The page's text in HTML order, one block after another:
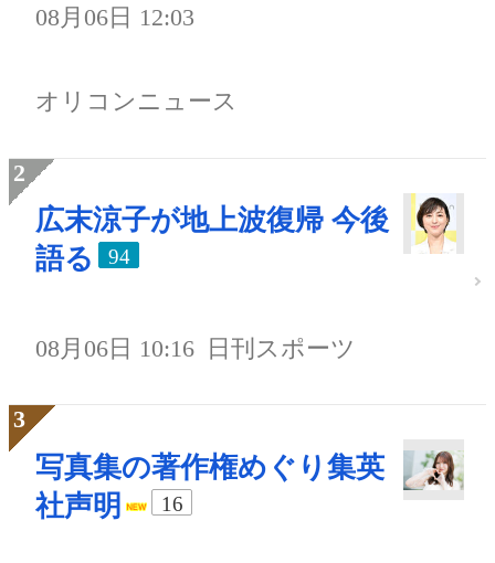
08月06日 12:03
オリコンニュース
広末涼子が地上波復帰 今後
語る
94
08月06日 10:16 日刊スポーツ
写真集の著作権めぐり集英
社声明
16